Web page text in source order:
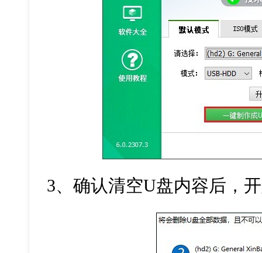
3、确认清空U盘内容后，